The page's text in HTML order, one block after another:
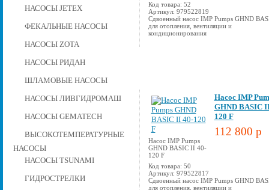
НАСОСЫ JETEX
ФЕКАЛЬНЫЕ НАСОСЫ
НАСОСЫ ZOTA
НАСОСЫ РИДАН
ШЛАМОВЫЕ НАСОСЫ
НАСОСЫ ЛИВГИДРОМАШ
НАСОСЫ GEMATECH
ВЫСОКОТЕМПЕРАТУРНЫЕ
НАСОСЫ
НАСОСЫ TSUNAMI
ГИДРОСТРЕЛКИ
Код товара: 52
Артикул: 979522819
Сдвоенный насос IMP Pumps GHND
для отопления, вентиляции и
кондиционирования
Насос IMP Pumps
GHND BASIC II 40-
120 F
Насос IMP
GHND BASIC
120 F
112 800 p
Код товара: 50
Артикул: 979522817
Сдвоенный насос IMP Pumps GHND
для отопления, вентиляции и